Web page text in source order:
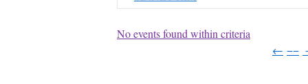
No events found within criteria
← −−